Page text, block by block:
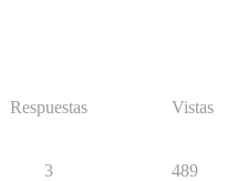
Respuestas Vistas
3 489